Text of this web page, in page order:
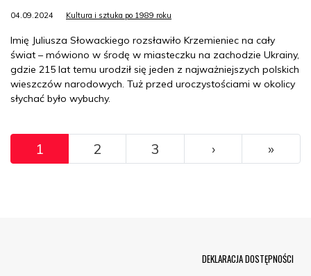
04.09.2024 Kultura i sztuka po 1989 roku
Imię Juliusza Słowackiego rozsławiło Krzemieniec na cały
świat – mówiono w środę w miasteczku na zachodzie Ukrainy,
gdzie 215 lat temu urodził się jeden z najważniejszych polskich
wieszczów narodowych. Tuż przed uroczystościami w okolicy
słychać było wybuchy.
Pagination
1 2 3 ››› »
DEKLARACJA DOSTĘPNOŚCI